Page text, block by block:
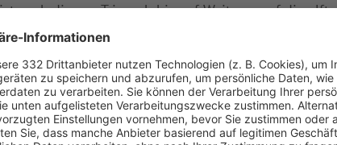
nach diesem Triumph bis auf Weiteres auf die
Siege und kassierte sechs Niederlagen.
Mannschaft der B-Klasse CHA/SAD Gr. 1
SpVgg Mitterdorf IIsetzte es eine neuerliche
für das bis dato schwache Abschneiden von1.